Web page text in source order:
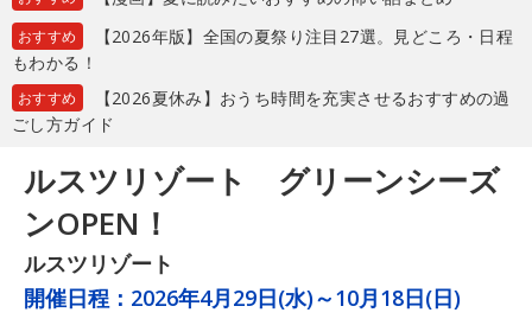
おすすめ
【2026年版】全国の夏祭り注目27選。見どころ・日程
もわかる！
おすすめ
【2026夏休み】おうち時間を充実させるおすすめの過
ごし方ガイド
ルスツリゾート グリーンシーズ
ンOPEN！
ルスツリゾート
開催日程： 2026年4月29日(水)～10月18日(日)